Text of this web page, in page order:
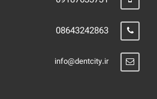
08643242863
info@dentcity.ir